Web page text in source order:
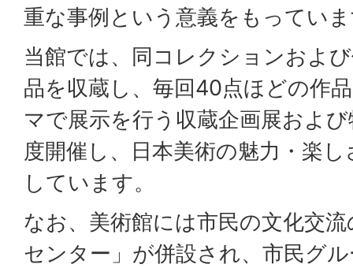
重な事例という意義をもってい
当館では、同コレクションおよ
品を収蔵し、毎回40点ほどの作
マで展示を行う収蔵企画展およ
度開催し、日本美術の魅力・楽
しています。
なお、美術館には市民の文化交
センター」が併設され、市民グ